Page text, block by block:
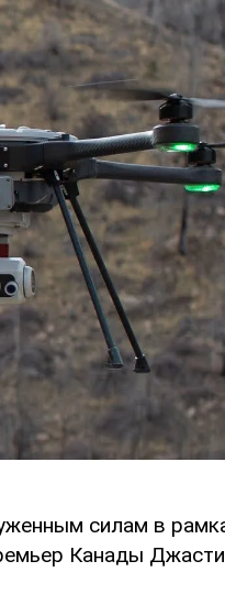
силам в
Канады